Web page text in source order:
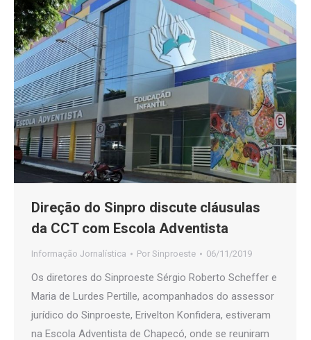
Direção do Sinpro discute cláusulas
da CCT com Escola Adventista
Informação Jornalística Por Sinproeste 06/11/2019
Os diretores do Sinproeste Sérgio Roberto Scheffer e
Maria de Lurdes Pertille, acompanhados do assessor
jurídico do Sinproeste, Erivelton Konfidera, estiveram
na Escola Adventista de Chapecó, onde se reuniram